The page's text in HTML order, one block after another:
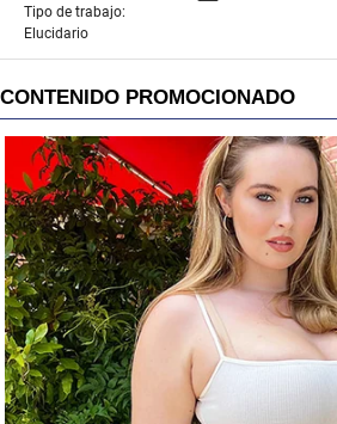
Tipo de trabajo:
Elucidario